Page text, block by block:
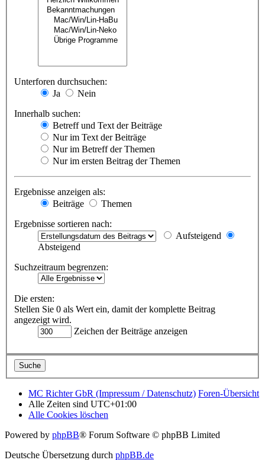
Unterforen durchsuchen:
Ja
Nein
Innerhalb suchen:
Betreff und Text der Beiträge
Nur im Text der Beiträge
Nur im Betreff der Themen
Nur im ersten Beitrag der Themen
Ergebnisse anzeigen als:
Beiträge
Themen
Ergebnisse sortieren nach:
Aufsteigend
Absteigend
Suchzeitraum begrenzen:
Die ersten:
Stellen Sie 0 als Wert ein, damit der komplette Beitrag
angezeigt wird.
Zeichen der Beiträge anzeigen
MC Richter GbR (Impressum / Datenschutz) Foren-Übersicht
Alle Zeiten sind UTC+01:00
Alle Cookies löschen
Powered by phpBB® Forum Software © phpBB Limited
Deutsche Übersetzung durch phpBB.de